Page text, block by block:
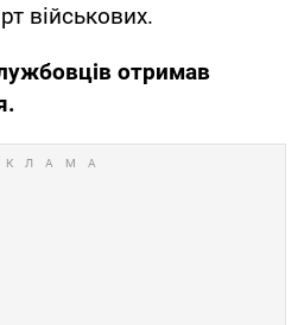
військових.
отримав